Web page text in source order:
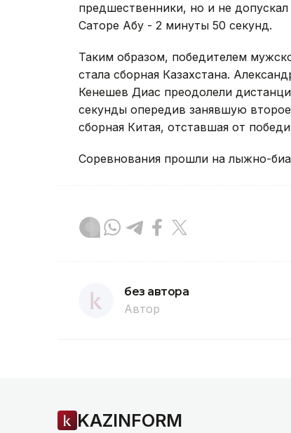
предшественники, но и не
Саторе Абу - 2 минуты 50 секунд.
Таким образом, победителем
стала сборная Казахстана.
Кенешев Диас преодолели
секунды опередив занявшую
сборная Китая, отставшая от
Соревнования прошли на лыжно-
без автора
Автор
KAZINFORM